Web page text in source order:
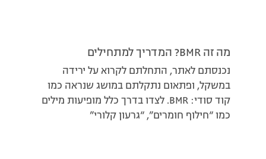
מה זה BMR? המדריך למתחילים
נכנסתם לאתר, התחלתם לקרוא על ירידה
במשקל, ופתאום נתקלתם במושג שנראה כמו
קוד סודי: BMR. לצדו בדרך כלל מופיעות מילים
כמו “חילוף חומרים”, “גרעון קלורי”